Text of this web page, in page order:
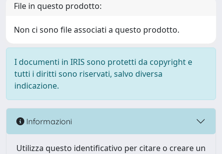
File in questo prodotto:
Non ci sono file associati a questo prodotto.
I documenti in IRIS sono protetti da copyright e
tutti i diritti sono riservati, salvo diversa
indicazione.
Informazioni
Utilizza questo identificativo per citare o creare un